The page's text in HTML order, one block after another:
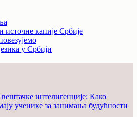
источне капије Србије
у Србији
интелигенције: Како
ученике за занимања будућности